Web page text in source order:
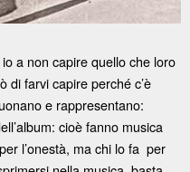
a non capire quello che loro
di farvi capire perché c’è
e rappresentano:
cioè fanno musica
l’onestà, ma chi lo fa per